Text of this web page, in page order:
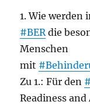
1. Wie werden
#BERdie
Menschen
mit
Zu 1.: Für den
Readiness